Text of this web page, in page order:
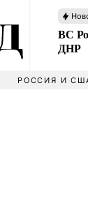
ВС
ДНР
РОССИЯ И